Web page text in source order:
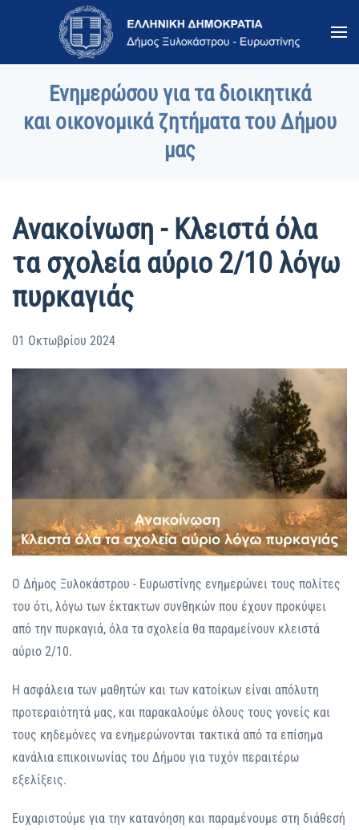
Skip to main content
Ενημερώσου για τα διοικητικά
και οικονομικά ζητήματα του Δήμου
μας
Ανακοίνωση - Κλειστά όλα
τα σχολεία αύριο 2/10 λόγω
πυρκαγιάς
01 Οκτωβρίου 2024
Ο Δήμος Ξυλοκάστρου - Ευρωστίνης ενημερώνει τους πολίτες
του ότι, λόγω των έκτακτων συνθηκών που έχουν προκύψει
από την πυρκαγιά, όλα τα σχολεία θα παραμείνουν κλειστά
αύριο 2/10.
Η ασφάλεια των μαθητών και των κατοίκων είναι απόλυτη
προτεραιότητά μας, και παρακαλούμε όλους τους γονείς και
τους κηδεμόνες να ενημερώνονται τακτικά από τα επίσημα
κανάλια επικοινωνίας του Δήμου για τυχόν περαιτέρω
εξελίξεις.
Ευχαριστούμε για την κατανόηση και παραμένουμε στη διάθεσή